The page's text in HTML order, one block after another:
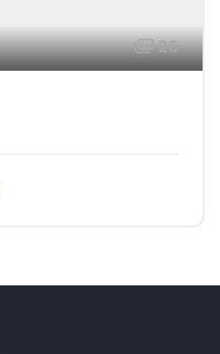
26